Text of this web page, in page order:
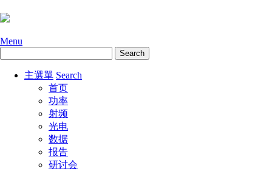
Menu
主選單 Search
首页
功率
射频
光电
数据
报告
研讨会